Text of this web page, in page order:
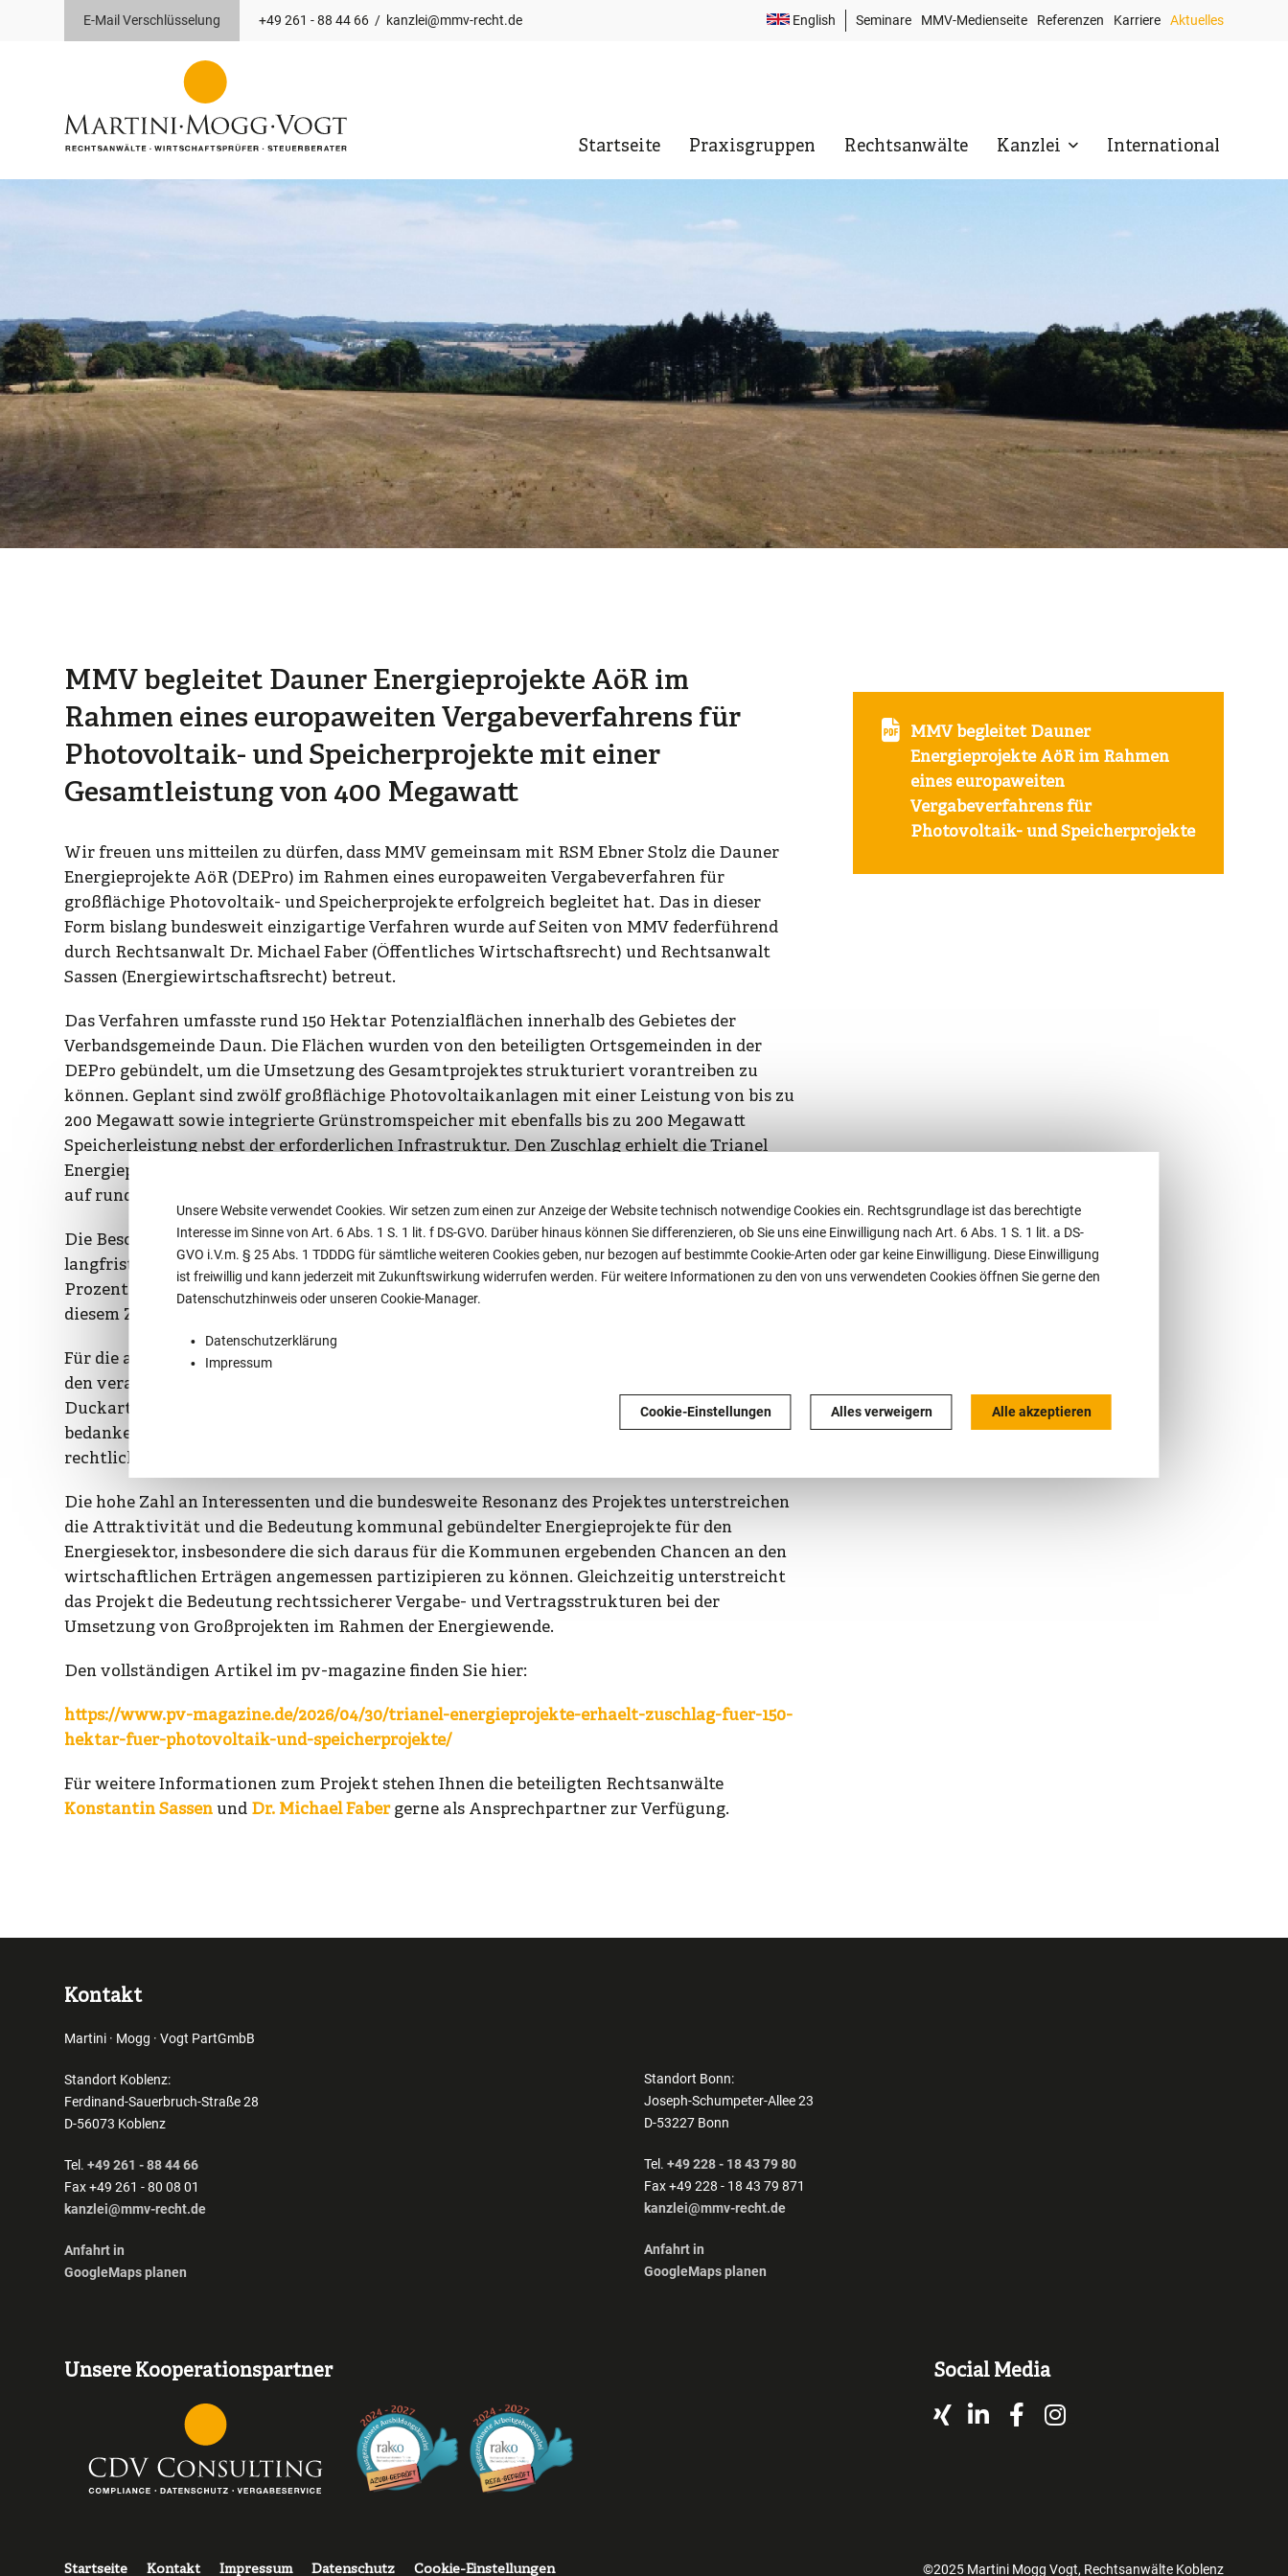
E-Mail Verschlüsselung +49 261 - 88 44 66 / kanzlei@mmv-recht.de English
Top
Seminare MMV-Medienseite Referenzen Karriere Aktuelles
Startseite Praxisgruppen Rechtsanwälte Kanzlei International
MMV begleitet Dauner Energieprojekte AöR im
Rahmen eines europaweiten Vergabeverfahrens für
Photovoltaik- und Speicherprojekte mit einer
Gesamtleistung von 400 Megawatt
Wir freuen uns mitteilen zu dürfen, dass MMV gemeinsam mit RSM Ebner Stolz die Dauner
Energieprojekte AöR (DEPro) im Rahmen eines europaweiten Vergabeverfahren für
großflächige Photovoltaik- und Speicherprojekte erfolgreich begleitet hat. Das in dieser
Form bislang bundesweit einzigartige Verfahren wurde auf Seiten von MMV federführend
durch Rechtsanwalt Dr. Michael Faber (Öffentliches Wirtschaftsrecht) und Rechtsanwalt
Sassen (Energiewirtschaftsrecht) betreut.
Das Verfahren umfasste rund 150 Hektar Potenzialflächen innerhalb des Gebietes der
Verbandsgemeinde Daun. Die Flächen wurden von den beteiligten Ortsgemeinden in der
DEPro gebündelt, um die Umsetzung des Gesamtprojektes strukturiert vorantreiben zu
können. Geplant sind zwölf großflächige Photovoltaikanlagen mit einer Leistung von bis zu
200 Megawatt sowie integrierte Grünstromspeicher mit ebenfalls bis zu 200 Megawatt
Speicherleistung nebst der erforderlichen Infrastruktur. Den Zuschlag erhielt die Trianel
Energieprojekte GmbH & Co. KG. Das Gesamtinvestitionsvolumen des Projektes beläuft sich
auf rund 150 Millionen Euro.
Die Besonderheit der Transaktion lag in der Struktur des Vergabeverfahrens: Neben der
langfristigen Flächenverpachtung wurde der DEPro eine Erwerbsoption von bis zu 25
Prozent der geplanten Solarparks eingeräumt. Die europaweite Ausschreibung wurde zu
diesem Zweck als zweistufiges strukturiertes Verhandlungsverfahren ausgestaltet.
Für die angenehme und professionelle Zusammenarbeit möchten wir uns ausdrücklich bei
den verantwortlichen Vorständen der DEPro, Herrn Thorsten Loosen und Herrn Benjamin
Duckart sowie dem Bürgermeister der Verbandsgemeinde Daun, Herrn Thomas Scheppe
bedanken und freuen uns, auch die weitere Umsetzung des Gesamtprojektes für die DEPro
rechtlich begleiten zu dürfen.
Die hohe Zahl an Interessenten und die bundesweite Resonanz des Projektes unterstreichen
die Attraktivität und die Bedeutung kommunal gebündelter Energieprojekte für den
Energiesektor, insbesondere die sich daraus für die Kommunen ergebenden Chancen an den
wirtschaftlichen Erträgen angemessen partizipieren zu können. Gleichzeitig unterstreicht
das Projekt die Bedeutung rechtssicherer Vergabe- und Vertragsstrukturen bei der
Umsetzung von Großprojekten im Rahmen der Energiewende.
Den vollständigen Artikel im pv-magazine finden Sie hier:
https://www.pv-magazine.de/2026/04/30/trianel-energieprojekte-erhaelt-zuschlag-fuer-150-
hektar-fuer-photovoltaik-und-speicherprojekte/
Für weitere Informationen zum Projekt stehen Ihnen die beteiligten Rechtsanwälte
Konstantin Sassen und Dr. Michael Fabergerne als Ansprechpartner zur Verfügung.
MMV begleitet Dauner
Energieprojekte AöR im Rahmen
eines europaweiten
Vergabeverfahrens für
Photovoltaik- und Speicherprojekte
Kontakt
Martini · Mogg · Vogt PartGmbB
Standort Koblenz:
Ferdinand-Sauerbruch-Straße 28
D-56073 Koblenz
Tel.+49 261 - 88 44 66
Fax +49 261 - 80 08 01
kanzlei@mmv-recht.de
Anfahrt in
GoogleMaps planen
Standort Bonn:
Joseph-Schumpeter-Allee 23
D-53227 Bonn
Tel. +49 228 - 18 43 79 80
Fax +49 228 - 18 43 79 871
kanzlei@mmv-recht.de
Anfahrt in
GoogleMaps planen
Unsere Kooperationspartner Social Media
Unsere Website verwendet Cookies. Wir setzen zum einen zur Anzeige der Website technisch notwendige Cookies ein. Rechtsgrundlage ist das berechtigte
Interesse im Sinne von Art. 6 Abs. 1 S. 1 lit. f DS-GVO. Darüber hinaus können Sie differenzieren, ob Sie uns eine Einwilligung nach Art. 6 Abs. 1 S. 1 lit. a DS-
GVO i.V.m. § 25 Abs. 1 TDDDG für sämtliche weiteren Cookies geben, nur bezogen auf bestimmte Cookie-Arten oder gar keine Einwilligung. Diese Einwilligung
ist freiwillig und kann jederzeit mit Zukunftswirkung widerrufen werden. Für weitere Informationen zu den von uns verwendeten Cookies öffnen Sie gerne den
Datenschutzhinweis oder unseren Cookie-Manager.
Datenschutzerklärung
Impressum
Cookie-Einstellungen Alles verweigern Alle akzeptieren
Fußzeile
Startseite Kontakt Impressum Datenschutz Cookie-Einstellungen ©2025 Martini Mogg Vogt, Rechtsanwälte Koblenz